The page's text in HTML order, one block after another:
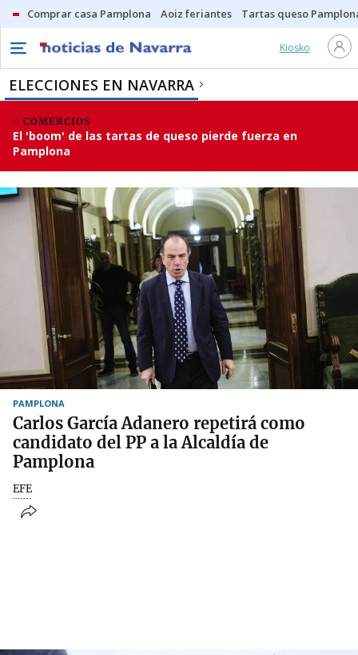
Comprar casa Pamplona Aoiz feriantes Tartas queso
Kiosko
ELECCIONES EN NAVARRA
COMERCIOS
El 'boom' de las tartas de queso pierde fuerza en
Pamplona
PAMPLONA
Carlos García Adanero repetirá como
candidato del PP a la Alcaldía de
Pamplona
EFE